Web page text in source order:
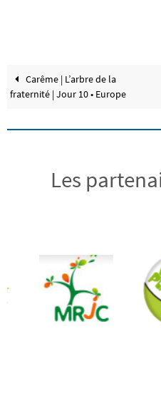
Carême | L’arbre de la
fraternité | Jour 10 • Europe
Les